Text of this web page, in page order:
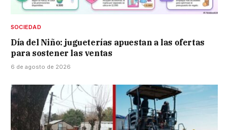
SOCIEDAD
Día del Niño: jugueterías apuestan a las ofertas
para sostener las ventas
6 de agosto de 2026